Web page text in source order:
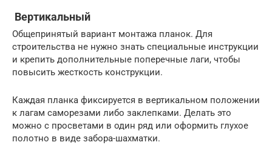
Вертикальный
Общепринятый вариант монтажа планок. Для
строительства не нужно знать специальные инструкции
и крепить дополнительные поперечные лаги, чтобы
повысить жесткость конструкции.
Каждая планка фиксируется в вертикальном положении
к лагам саморезами либо заклепками. Делать это
можно с просветами в один ряд или оформить глухое
полотно в виде забора-шахматки.